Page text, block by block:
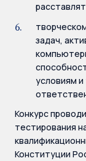
задач,
условиям
Конкурс
тестирования
Конституции